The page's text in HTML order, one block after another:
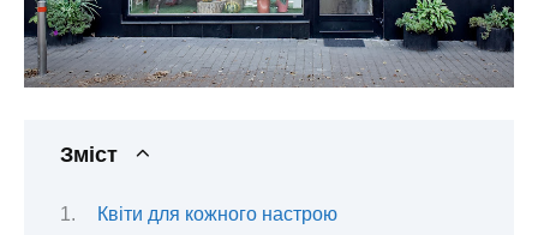
Зміст
Квіти для кожного настрою